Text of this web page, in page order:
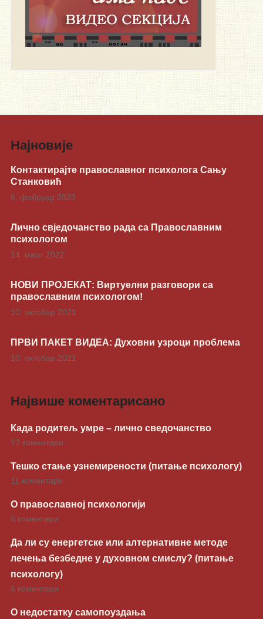
Најновије
Контактирајте православног психолога Сању
Станковић
6. фебруар 2023
Лично свједочанство рада са Православним
психологом
14. март 2022
НОВИ ПРОЈЕКАТ: Виртуелни разговори са
православним психологом!
10. октобар 2021
ПРВИ ПАКЕТ ВИДЕА: Духовни узроци проблема
10. октобар 2021
Највише коментарисано
Када родитељ умре – лично сведочанство
12 коментари
Тешко стање узнемирености (питање психологу)
11 коментари
О православној психологији
6 коментари
Да ли су енергетске или алтернативне методе
лечења безбедне у духовном смислу? (питање
психологу)
6 коментари
О недостатку самопоуздања